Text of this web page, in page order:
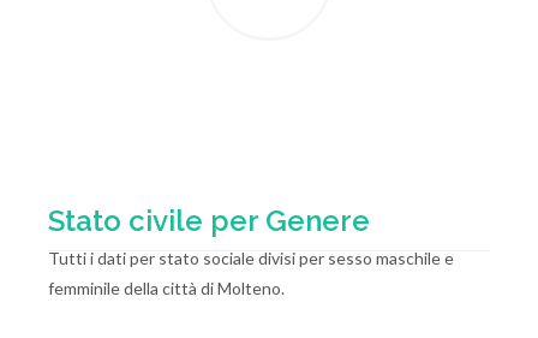
Stato civile per Genere
Tutti i dati per stato sociale divisi per sesso maschile e
femminile della città di Molteno.